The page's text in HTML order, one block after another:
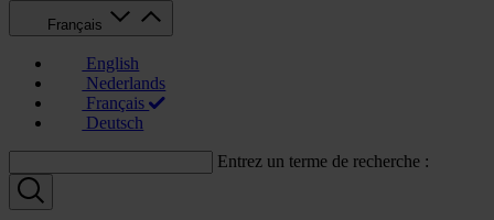
Français
English
Nederlands
Français
Deutsch
Entrez un terme de recherche :